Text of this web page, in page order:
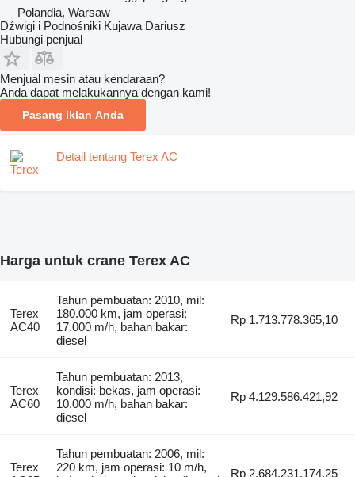
Polandia, Warsaw
Dźwigi i Podnośniki Kujawa Dariusz
Hubungi penjual
Menjual mesin atau kendaraan?
Anda dapat melakukannya dengan kami!
Pasang iklan Anda
Detail tentang Terex AC
Harga untuk crane Terex AC
Terex
AC40
Tahun pembuatan: 2010, mil:
180.000 km, jam operasi:
17.000 m/h, bahan bakar:
diesel
Rp 1.713.778.365,10
Terex
AC60
Tahun pembuatan: 2013,
kondisi: bekas, jam operasi:
10.000 m/h, bahan bakar:
diesel
Rp 4.129.586.421,92
Terex
Tahun pembuatan: 2006, mil:
220 km, jam operasi: 10 m/h,
Rp 2.684.231.174,25